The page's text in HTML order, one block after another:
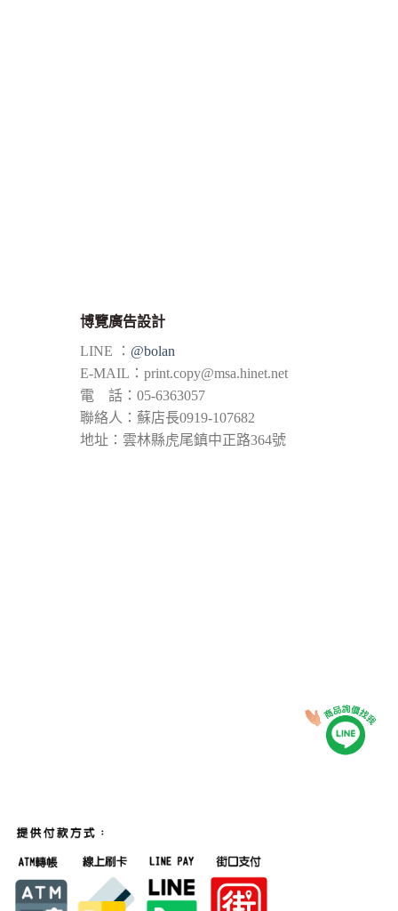
博覽廣告設計
LINE ： @bolan
E-MAIL： print.copy@msa.hinet.net
電 話：05-6363057
聯絡人：蘇店長0919-107682
地址：雲林縣虎尾鎮中正路364號